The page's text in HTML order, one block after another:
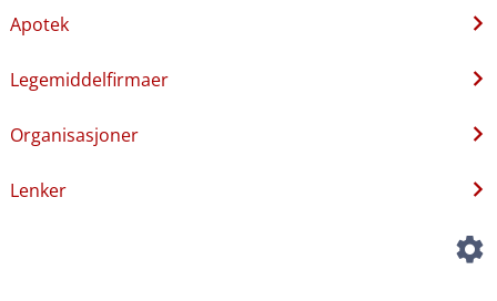
Apotek
Legemiddelfirmaer
Organisasjoner
Lenker